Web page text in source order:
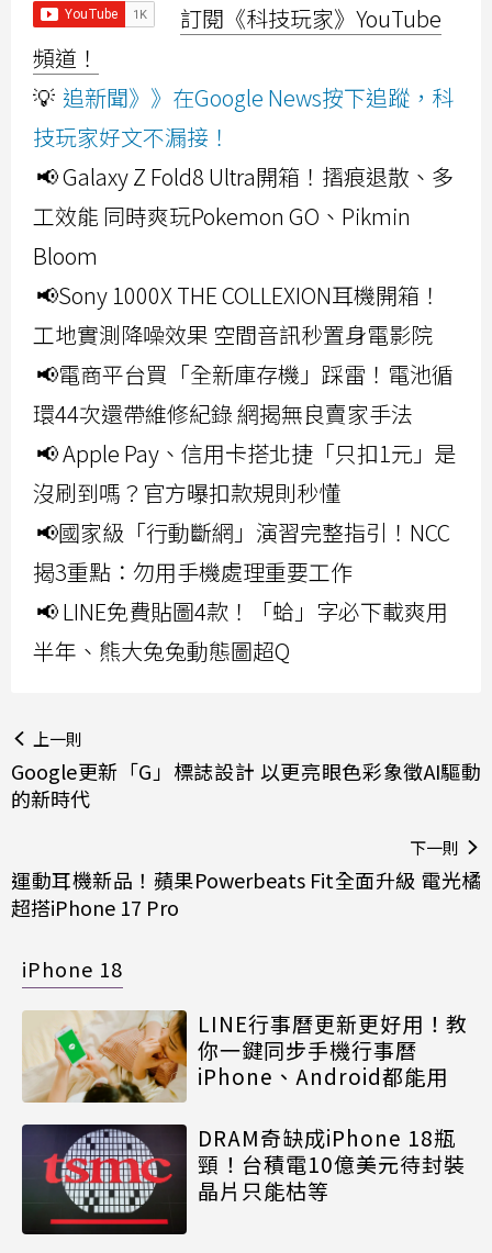
訂閱《科技玩家》YouTube
頻道！
💡 追新聞》》在Google News按下追蹤，科
技玩家好文不漏接！
📢 Galaxy Z Fold8 Ultra開箱！摺痕退散、多
工效能 同時爽玩Pokemon GO、Pikmin
Bloom
📢Sony 1000X THE COLLEXION耳機開箱！
工地實測降噪效果 空間音訊秒置身電影院
📢電商平台買「全新庫存機」踩雷！電池循
環44次還帶維修紀錄 網揭無良賣家手法
📢 Apple Pay、信用卡搭北捷「只扣1元」是
沒刷到嗎？官方曝扣款規則秒懂
📢國家級「行動斷網」演習完整指引！NCC
揭3重點：勿用手機處理重要工作
📢 LINE免費貼圖4款！「蛤」字必下載爽用
半年、熊大兔兔動態圖超Q
上一則
Google更新「G」標誌設計 以更亮眼色彩象徵AI驅動
的新時代
下一則
運動耳機新品！蘋果Powerbeats Fit全面升級 電光橘
超搭iPhone 17 Pro
iPhone 18
LINE行事曆更新更好用！教
你一鍵同步手機行事曆
iPhone、Android都能用
DRAM奇缺成iPhone 18瓶
頸！台積電10億美元待封裝
晶片只能枯等